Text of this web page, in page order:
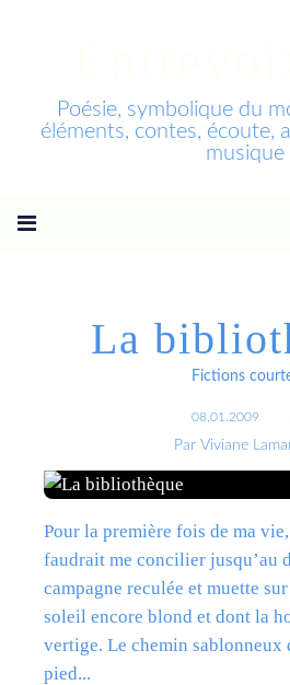
Poésie, symbolique du
éléments, contes, écoute,
musique
La
Fictions
08.01.2009
Par Viviane
Pour la première fois de ma
faudrait me concilier jusqu’au
campagne reculée et muette
soleil encore blond et dont la
vertige. Le chemin sablonneux
pied...